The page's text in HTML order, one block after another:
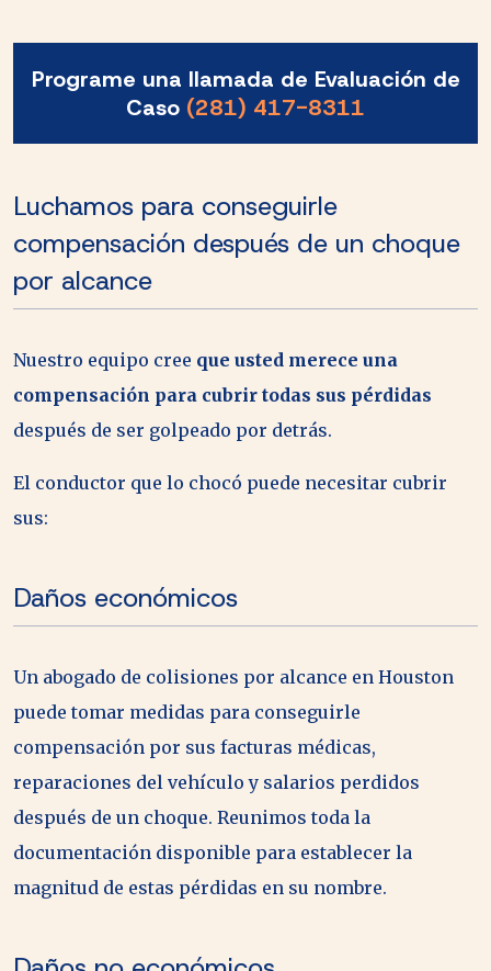
Programe una llamada de Evaluación de
Caso (281) 417-8311
Luchamos para conseguirle
compensación después de un choque
por alcance
Nuestro equipo cree que usted merece una
compensación para cubrir todas sus pérdidas
después de ser golpeado por detrás.
El conductor que lo chocó puede necesitar cubrir
sus:
Daños económicos
Un abogado de colisiones por alcance en Houston
puede tomar medidas para conseguirle
compensación por sus facturas médicas,
reparaciones del vehículo y salarios perdidos
después de un choque. Reunimos toda la
documentación disponible para establecer la
magnitud de estas pérdidas en su nombre.